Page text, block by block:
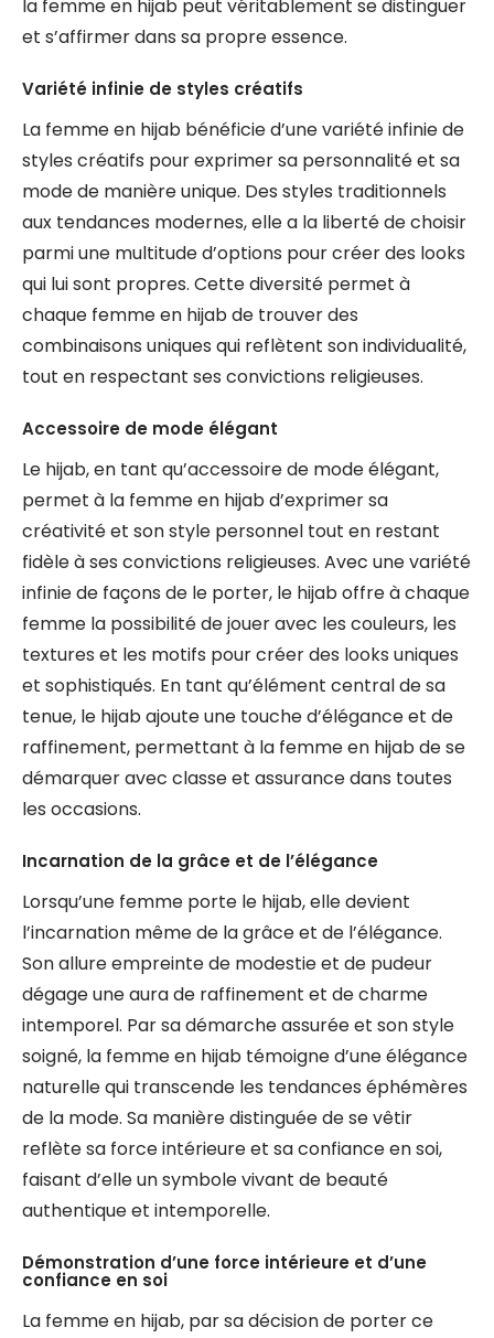
la femme en hijab peut véritablement se distinguer
et s’affirmer dans sa propre essence.
Variété infinie de styles créatifs
La femme en hijab bénéficie d’une variété infinie de
styles créatifs pour exprimer sa personnalité et sa
mode de manière unique. Des styles traditionnels
aux tendances modernes, elle a la liberté de choisir
parmi une multitude d’options pour créer des looks
qui lui sont propres. Cette diversité permet à
chaque femme en hijab de trouver des
combinaisons uniques qui reflètent son individualité,
tout en respectant ses convictions religieuses.
Accessoire de mode élégant
Le hijab, en tant qu’accessoire de mode élégant,
permet à la femme en hijab d’exprimer sa
créativité et son style personnel tout en restant
fidèle à ses convictions religieuses. Avec une variété
infinie de façons de le porter, le hijab offre à chaque
femme la possibilité de jouer avec les couleurs, les
textures et les motifs pour créer des looks uniques
et sophistiqués. En tant qu’élément central de sa
tenue, le hijab ajoute une touche d’élégance et de
raffinement, permettant à la femme en hijab de se
démarquer avec classe et assurance dans toutes
les occasions.
Incarnation de la grâce et de l’élégance
Lorsqu’une femme porte le hijab, elle devient
l’incarnation même de la grâce et de l’élégance.
Son allure empreinte de modestie et de pudeur
dégage une aura de raffinement et de charme
intemporel. Par sa démarche assurée et son style
soigné, la femme en hijab témoigne d’une élégance
naturelle qui transcende les tendances éphémères
de la mode. Sa manière distinguée de se vêtir
reflète sa force intérieure et sa confiance en soi,
faisant d’elle un symbole vivant de beauté
authentique et intemporelle.
Démonstration d’une force intérieure et d’une
confiance en soi
La femme en hijab, par sa décision de porter ce